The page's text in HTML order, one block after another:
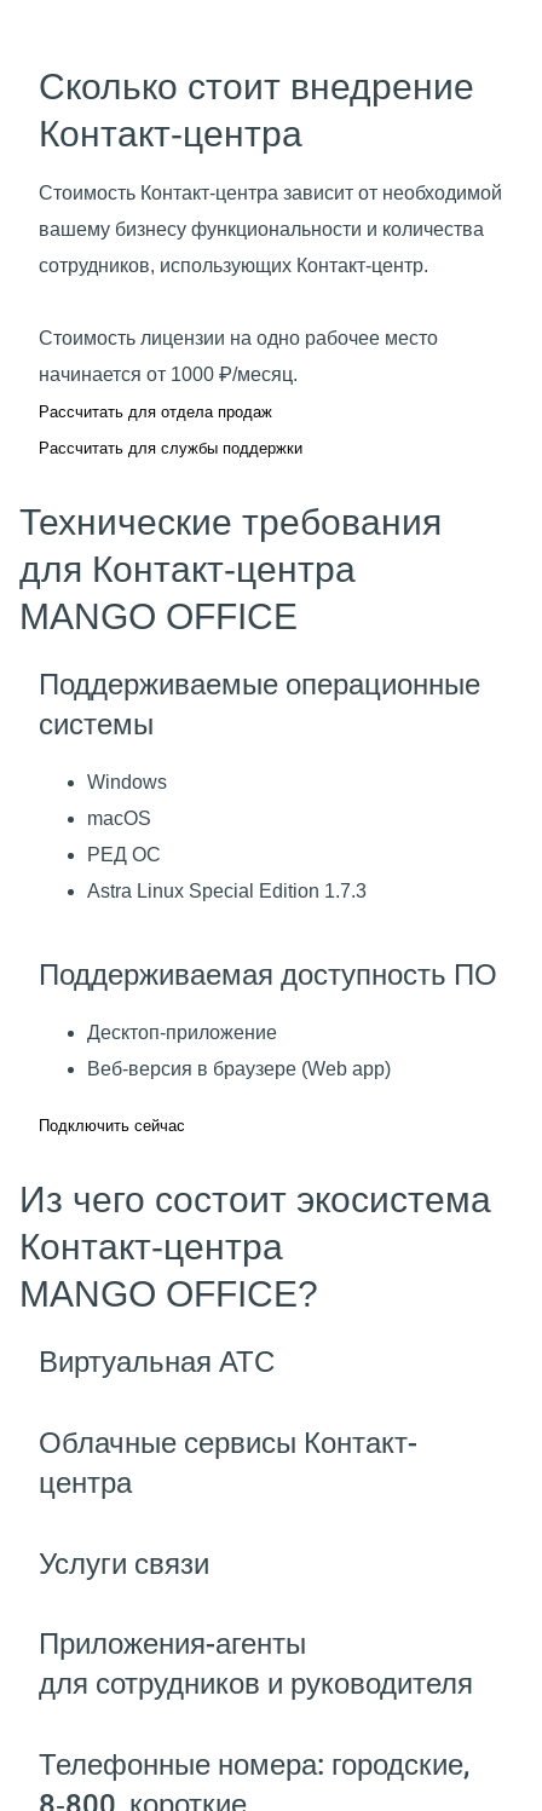
Сколько стоит внедрение
Контакт-центра
Стоимость Контакт-центра зависит от необходимой
вашему бизнесу функциональности и количества
сотрудников, использующих Контакт-центр.
Стоимость лицензии на одно рабочее место
начинается от 1000 ₽/месяц.
Рассчитать для отдела продаж
Рассчитать для службы поддержки
Технические требования
для Контакт‑центра
MANGO OFFICE
Поддерживаемые операционные
системы
Windows
macOS
РЕД ОС
Astra Linux Special Edition 1.7.3
Поддерживаемая доступность ПО
Десктоп-приложение
Веб‑версия в браузере (Web app)
Подключить сейчас
Из чего состоит экосистема
Контакт-центра
MANGO OFFICE?
Виртуальная АТС
Облачные сервисы Контакт-
центра
Услуги связи
Приложения-агенты
для сотрудников и руководителя
Телефонные номера: городские,